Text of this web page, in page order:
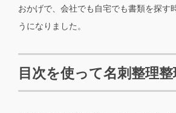
おかげで、会社でも自宅でも書類を探す
うになりました。
目次を使って名刺整理